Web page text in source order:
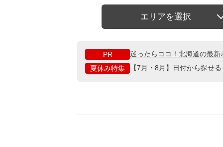
エリアを選択
PR
迷ったらココ！北海道の最
夏休み特集
【7月・8月】日付から探せ